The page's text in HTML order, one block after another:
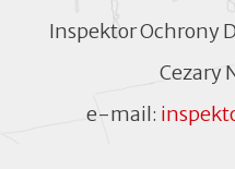
Inspektor Ochrony
Cezary
e-mail: